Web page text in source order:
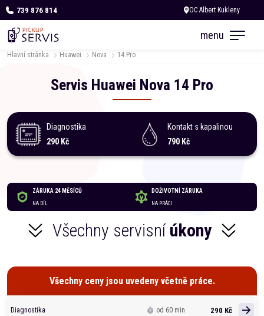
739 876 814
Dnes otevřeno od 10:00
menu
Hlavní stránka Huawei Nova 14 Pro
Servis Huawei Nova 14 Pro
Diagnostika
290 Kč
Kontakt s kapalinou
790 Kč
ZÁRUKA 24 MĚSÍCŮ
NA DÍL
DOŽIVOTNÍ ZÁRUKA
NA PRÁCI
Všechny servisní úkony
Všechny ceny jsou uvedeny včetně práce.
Diagnostika od 60 min 290 Kč